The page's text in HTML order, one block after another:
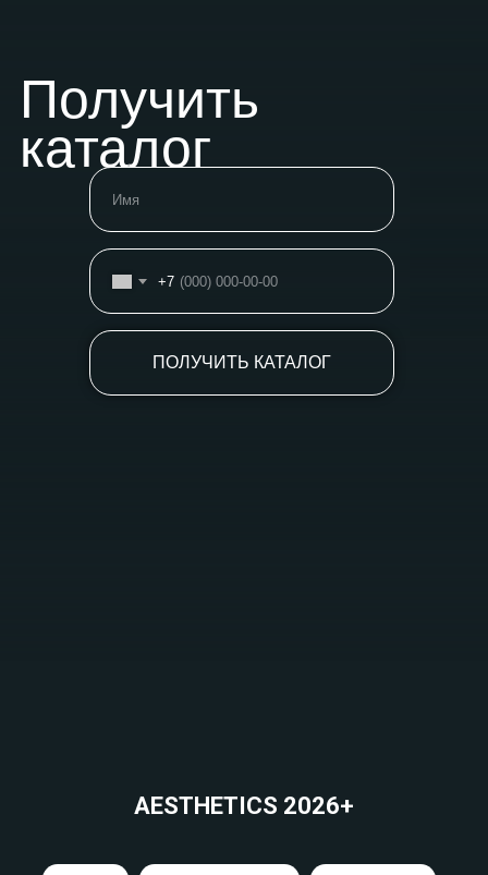
Получить
каталог
+7
ПОЛУЧИТЬ КАТАЛОГ
AESTHETICS 2026+